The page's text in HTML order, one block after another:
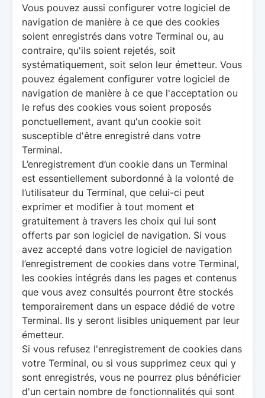
Vous pouvez aussi configurer votre logiciel de
navigation de manière à ce que des cookies
soient enregistrés dans votre Terminal ou, au
contraire, qu'ils soient rejetés, soit
systématiquement, soit selon leur émetteur. Vous
pouvez également configurer votre logiciel de
navigation de manière à ce que l'acceptation ou
le refus des cookies vous soient proposés
ponctuellement, avant qu'un cookie soit
susceptible d'être enregistré dans votre
Terminal.
L’enregistrement d’un cookie dans un Terminal
est essentiellement subordonné à la volonté de
l’utilisateur du Terminal, que celui-ci peut
exprimer et modifier à tout moment et
gratuitement à travers les choix qui lui sont
offerts par son logiciel de navigation. Si vous
avez accepté dans votre logiciel de navigation
l’enregistrement de cookies dans votre Terminal,
les cookies intégrés dans les pages et contenus
que vous avez consultés pourront être stockés
temporairement dans un espace dédié de votre
Terminal. Ils y seront lisibles uniquement par leur
émetteur.
Si vous refusez l'enregistrement de cookies dans
votre Terminal, ou si vous supprimez ceux qui y
sont enregistrés, vous ne pourrez plus bénéficier
d'un certain nombre de fonctionnalités qui sont